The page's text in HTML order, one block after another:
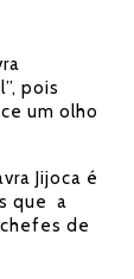
pois
um olho
Jijoca é
que a
de